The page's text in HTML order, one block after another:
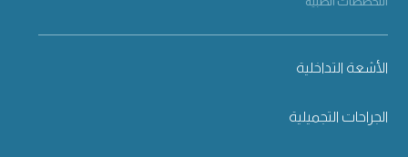
الأشعة التداخلية
الجراحات التجميلية